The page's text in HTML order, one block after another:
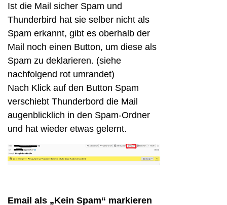
Ist die Mail sicher Spam und
Thunderbird hat sie selber nicht als
Spam erkannt, gibt es oberhalb der
Mail noch einen Button, um diese als
Spam zu deklarieren. (siehe
nachfolgend rot umrandet)
Nach Klick auf den Button Spam
verschiebt Thunderbord die Mail
augenblicklich in den Spam-Ordner
und hat wieder etwas gelernt.
Email als „Kein Spam“ markieren